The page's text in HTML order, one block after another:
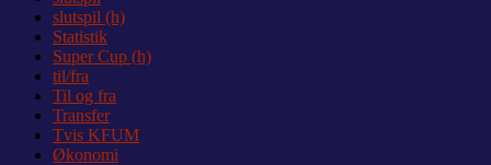
slutspil (h)
Statistik
Super Cup (h)
til/fra
Til og fra
Transfer
Tvis KFUM
Økonomi